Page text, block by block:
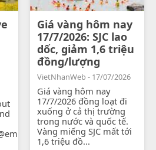
how-
Giá vàng hôm nay
17/7/2026: SJC lao
dốc, giảm 1,6 triệu
đồng/lượng
VietNhanWeb - 17/07/2026
Giá vàng hôm nay
17/7/2026 đồng loạt đi
xuống ở cả thị trường
trong nước và quốc tế.
Vàng miếng SJC mất tới
1,6 triệu đồ...